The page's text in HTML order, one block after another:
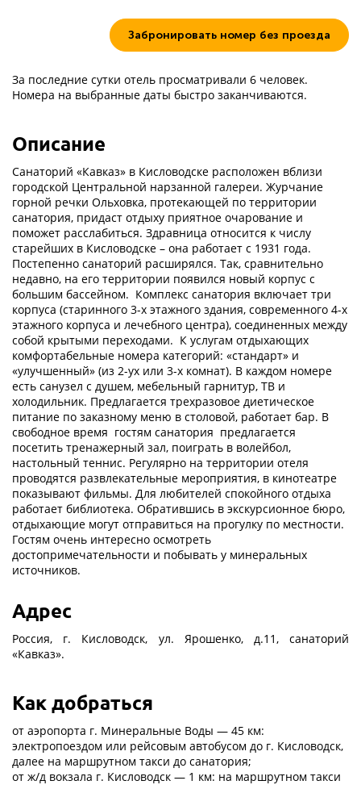
Забронировать номер без проезда
За последние сутки отель просматривали 6 человек.
Номера на выбранные даты быстро заканчиваются.
Описание
Санаторий «Кавказ» в Кисловодске расположен вблизи
городской Центральной нарзанной галереи. Журчание
горной речки Ольховка, протекающей по территории
санатория, придаст отдыху приятное очарование и
поможет расслабиться. Здравница относится к числу
старейших в Кисловодске – она работает с 1931 года.
Постепенно санаторий расширялся. Так, сравнительно
недавно, на его территории появился новый корпус с
большим бассейном. Комплекс санатория включает три
корпуса (старинного 3-х этажного здания, современного 4-х
этажного корпуса и лечебного центра), соединенных между
собой крытыми переходами. К услугам отдыхающих
комфортабельные номера категорий: «стандарт» и
«улучшенный» (из 2-ух или 3-х комнат). В каждом номере
есть санузел с душем, мебельный гарнитур, ТВ и
холодильник. Предлагается трехразовое диетическое
питание по заказному меню в столовой, работает бар. В
свободное время гостям санатория предлагается
посетить тренажерный зал, поиграть в волейбол,
настольный теннис. Регулярно на территории отеля
проводятся развлекательные мероприятия, в кинотеатре
показывают фильмы. Для любителей спокойного отдыха
работает библиотека. Обратившись в экскурсионное бюро,
отдыхающие могут отправиться на прогулку по местности.
Гостям очень интересно осмотреть
достопримечательности и побывать у минеральных
источников.
Адрес
Россия, г. Кисловодск, ул. Ярошенко, д.11, санаторий
«Кавказ».
Как добраться
от аэропорта г. Минеральные Воды — 45 км:
электропоездом или рейсовым автобусом до г. Кисловодск,
далее на маршрутном такси до санатория;
от ж/д вокзала г. Кисловодск — 1 км: на маршрутном такси